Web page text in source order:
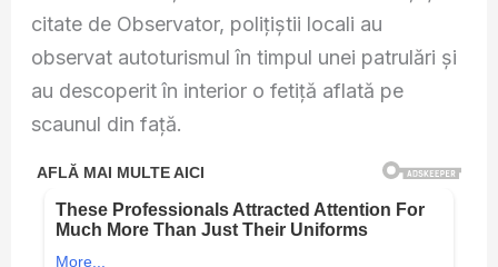
citate de Observator, polițiștii locali au
observat autoturismul în timpul unei patrulări și
au descoperit în interior o fetiță aflată pe
scaunul din față.